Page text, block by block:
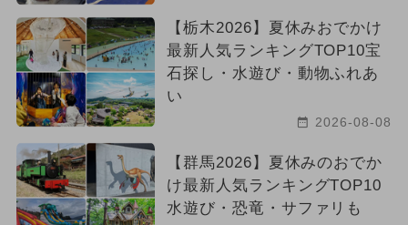
【栃木2026】夏休みおでかけ
最新人気ランキングTOP10宝
石探し・水遊び・動物ふれあ
い
2026-08-08
【群馬2026】夏休みのおでか
け最新人気ランキングTOP10
水遊び・恐竜・サファリも